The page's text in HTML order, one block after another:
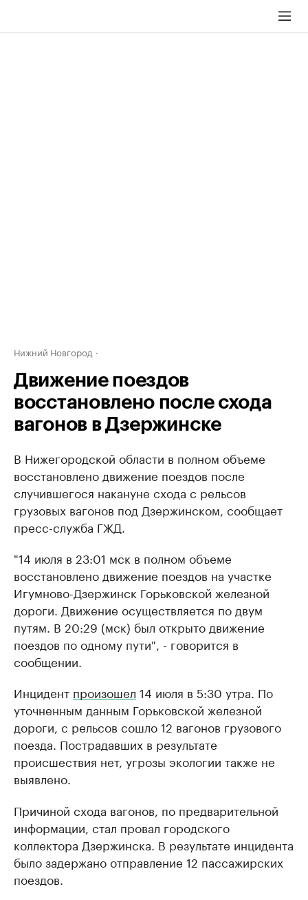
Нижний Новгород
Движение поездов
восстановлено после схода
вагонов в Дзержинске
В Нижегородской области в полном объеме
восстановлено движение поездов после
случившегося накануне схода с рельсов
грузовых вагонов под Дзержинском, сообщает
пресс-служба ГЖД.
"14 июля в 23:01 мск в полном объеме
восстановлено движение поездов на участке
Игумново-Дзержинск Горьковской железной
дороги. Движение осуществляется по двум
путям. В 20:29 (мск) был открыто движение
поездов по одному пути", - говорится в
сообщении.
Инцидент произошел 14 июля в 5:30 утра. По
уточненным данным Горьковской железной
дороги, с рельсов сошло 12 вагонов грузового
поезда. Пострадавших в результате
происшествия нет, угрозы экологии также не
выявлено.
Причиной схода вагонов, по предварительной
информации, стал провал городского
коллектора Дзержинска. В результате инцидента
было задержано отправление 12 пассажирских
поездов. ​